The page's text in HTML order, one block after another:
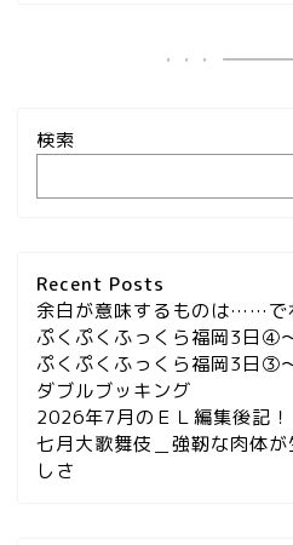
検索
Recent Posts
余白が意味するものは……で
ぷくぷくふっくら福岡3日④
ぷくぷくふっくら福岡3日③
ダブルブッキング
2026年7月のＥＬ編集後記！
七月大歌舞伎＿強靭な肉体
しさ